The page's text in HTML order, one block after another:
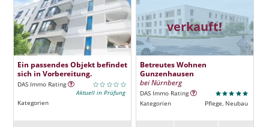
Ein passendes Objekt befindet
sich in Vorbereitung.
DAS Immo Rating
Aktuell in Prüfung
Kategorien
verkauft!
Betreutes Wohnen
Gunzenhausen
bei Nürnberg
DAS Immo Rating
Kategorien
Pflege, Neubau